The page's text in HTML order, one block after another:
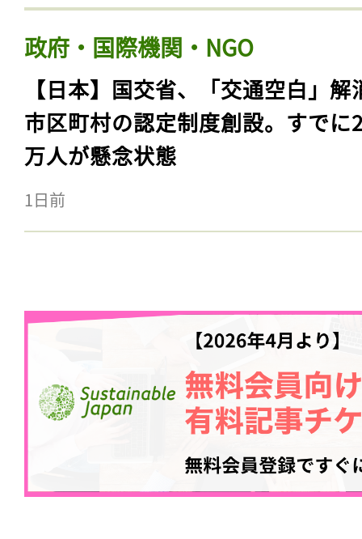
政府・国際機関・NGO
【日本】国交省、「交通空白」解
市区町村の認定制度創設。すでに
万人が懸念状態
1日前